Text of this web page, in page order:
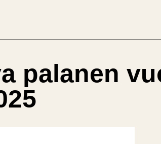
palanen